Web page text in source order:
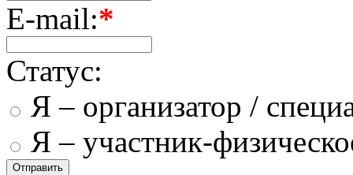
E-mail:*
Статус:
Я – организатор /
Я – участник-